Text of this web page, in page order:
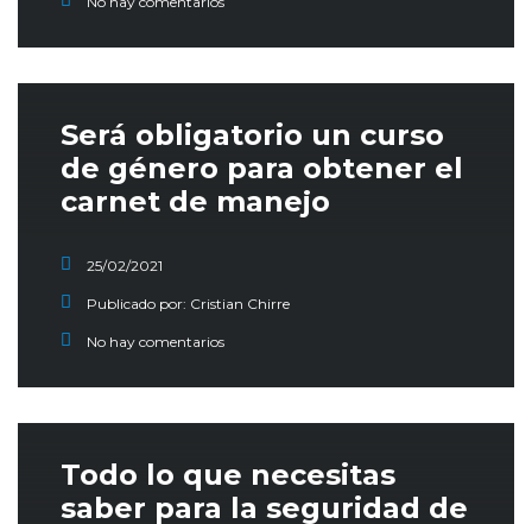
Será obligatorio un curso
de género para obtener el
carnet de manejo
25/02/2021
Publicado por: Cristian Chirre
No hay comentarios
Todo lo que necesitas
saber para la seguridad de